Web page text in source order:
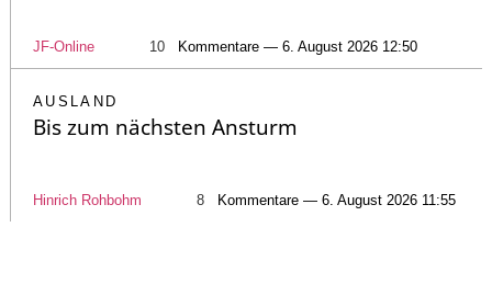
JF-Online 10 Kommentare — 6. August 2026 12:50
AUSLAND
Bis zum nächsten Ansturm
Hinrich Rohbohm 8 Kommentare — 6. August 2026 11:55